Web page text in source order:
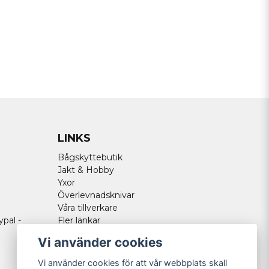
-
LINKS
Bågskyttebutik
Jakt & Hobby
Yxor
Överlevnadsknivar
Våra tillverkare
Fler länkar
Vi använder cookies
Vi använder cookies för att vår webbplats skall